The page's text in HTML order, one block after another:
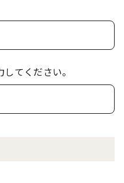
てください。